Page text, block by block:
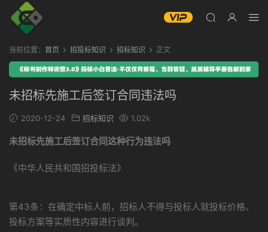
当前位置： 首页 招投标知识 招标知识 正文
未招标先施工后签订合同违法吗
2020-12-24 招标知识 1.02k
未招标先施工后签订合同这种行为违法吗
《中华人民共和国招投标法》
第43条：在确定中标人前，招标人不得与投标人就投标价格、
投标方案等实质性内容进行谈判。